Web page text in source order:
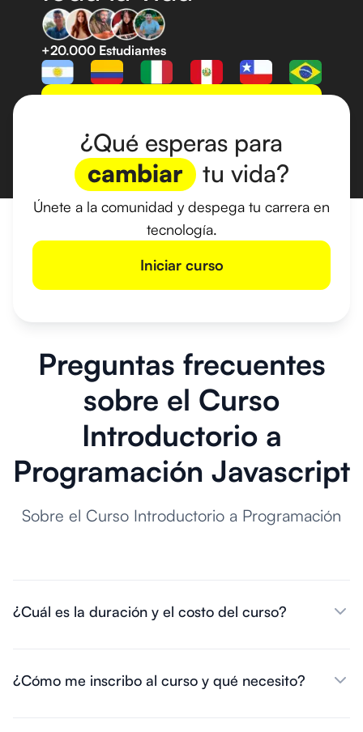
+20.000 Estudiantes
¿Qué esperas para
cambiar tu vida?
Únete a la comunidad y despega tu carrera en
tecnología.
Iniciar curso
Preguntas frecuentes
sobre el Curso
Introductorio a
Programación Javascript
Sobre el Curso Introductorio a Programación
¿Cuál es la duración y el costo del curso?
¿Cómo me inscribo al curso y qué necesito?